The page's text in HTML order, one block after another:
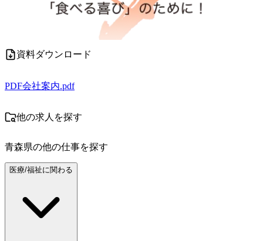
資料ダウンロード
PDF会社案内.pdf
他の求人を探す
青森県の他の仕事を探す
医療/福祉に関わる